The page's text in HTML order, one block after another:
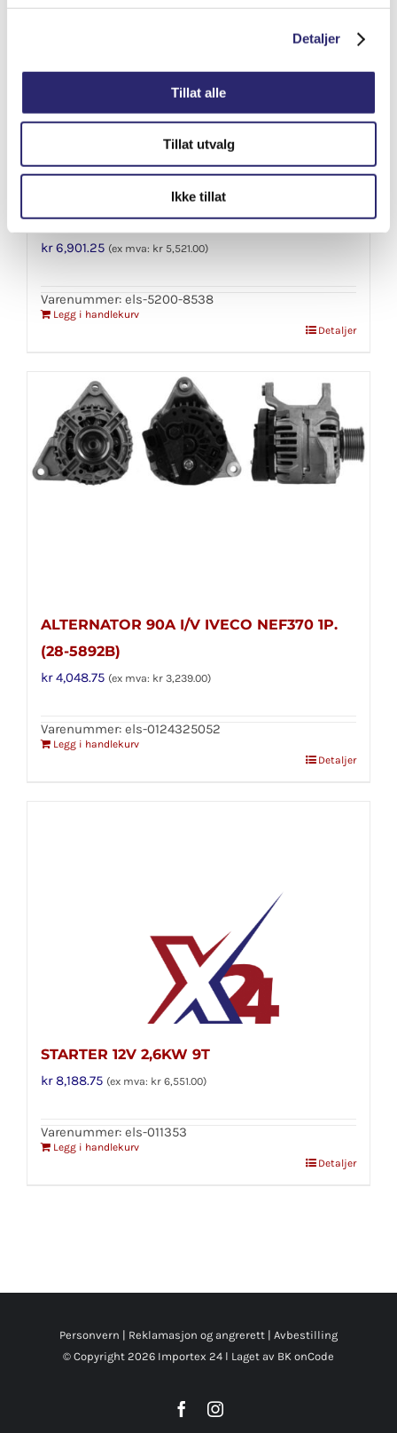
Detaljer
Tillat alle
Tillat utvalg
Ikke tillat
STARTER 10T 2.6KW
kr6,901.25 (ex mva: kr 5,521.00)
Varenummer: els-5200-8538
Legg i handlekurv
Detaljer
ALTERNATOR 90A I/V IVECO NEF370 1P.
(28-5892B)
kr4,048.75 (ex mva: kr 3,239.00)
Varenummer: els-0124325052
Legg i handlekurv
Detaljer
STARTER 12V 2,6KW 9T
kr8,188.75 (ex mva: kr 6,551.00)
Varenummer: els-011353
Legg i handlekurv
Detaljer
Personvern | Reklamasjon og angrerett | Avbestilling
© Copyright 2026 Importex 24 l Laget av BK onCode
FacebookInstagram